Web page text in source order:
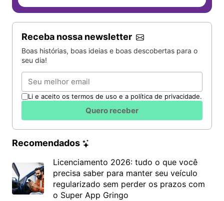
Receba nossa newsletter
Boas histórias, boas ideias e boas descobertas para o
seu dia!
Email
Li e aceito os termos de uso e a política de privacidade.
Quero receber
Recomendados
Licenciamento 2026: tudo o que você
precisa saber para manter seu veículo
regularizado sem perder os prazos com
o Super App Gringo